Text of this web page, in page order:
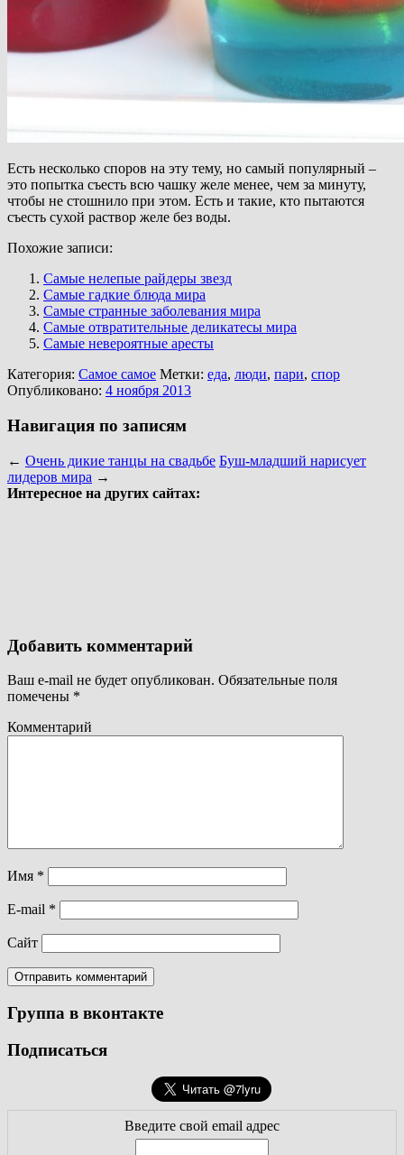
Есть несколько споров на эту тему, но самый популярный –
это попытка съесть всю чашку желе менее, чем за минуту,
чтобы не стошнило при этом. Есть и такие, кто пытаются
съесть сухой раствор желе без воды.
Похожие записи:
Самые нелепые райдеры звезд
Самые гадкие блюда мира
Самые странные заболевания мира
Самые отвратительные деликатесы мира
Самые невероятные аресты
Категория: Самое самое Метки: еда, люди, пари, спор
Опубликовано: 4 ноября 2013
Навигация по записям
← Очень дикие танцы на свадьбе Буш-младший нарисует
лидеров мира →
Интересное на других сайтах:
Добавить комментарий
Ваш e-mail не будет опубликован. Обязательные поля
помечены *
Комментарий
Имя *
E-mail *
Сайт
Группа в вконтакте
Подписаться
Введите свой email адрес